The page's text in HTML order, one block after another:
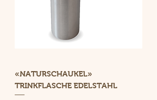
«NATURSCHAUKEL»
TRINKFLASCHE EDELSTAHL